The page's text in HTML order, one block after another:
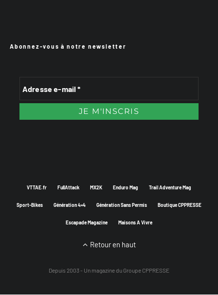
Abonnez-vous à notre newsletter
VTTAE.fr FullAttack MX2K Enduro Mag Trail Adventure Mag
Sport-Bikes Génération 4×4 Génération Sans Permis Boutique CPPRESSE
Escapade Magazine Maisons A Vivre
Retour en haut
Depuis 2003 - Un magazine du Groupe CPPRESSE